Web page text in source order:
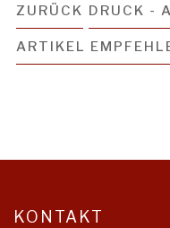
ZURÜCK DRUCK -
ARTIKEL
KONTAKT